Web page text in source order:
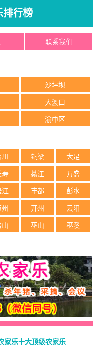
排行榜
联系我们
沙坪坝
大渡口
渝中区
铜梁 大足
寿 綦江 万盛
江 丰都 彭水
州 开州 云阳
山 巫山 巫溪
家乐十大顶级农家乐